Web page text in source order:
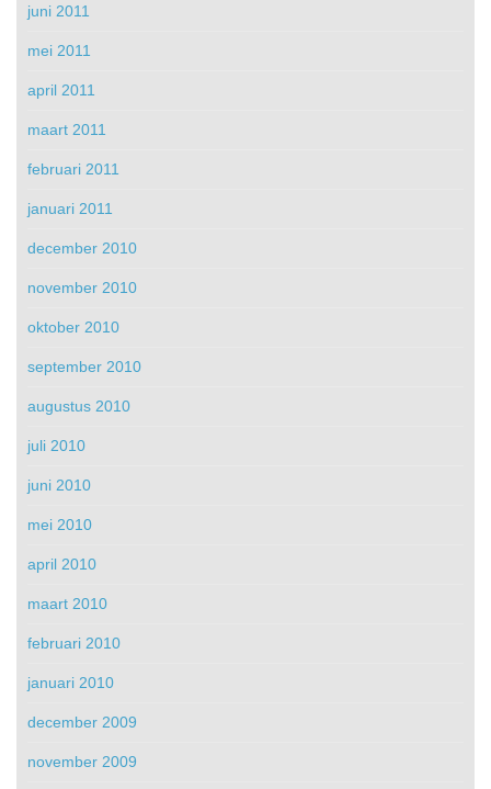
juni 2011
mei 2011
april 2011
maart 2011
februari 2011
januari 2011
december 2010
november 2010
oktober 2010
september 2010
augustus 2010
juli 2010
juni 2010
mei 2010
april 2010
maart 2010
februari 2010
januari 2010
december 2009
november 2009